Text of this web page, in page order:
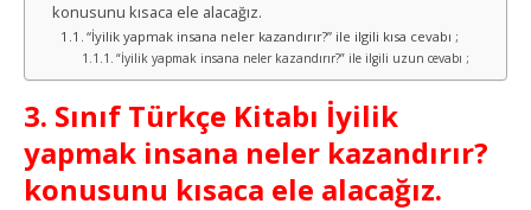
konusunu kısaca ele alacağız.
“İyilik yapmak insana neler kazandırır?” ile ilgili kısa cevabı ;
“İyilik yapmak insana neler kazandırır?” ile ilgili uzun cevabı ;
3. Sınıf Türkçe Kitabı İyilik
yapmak insana neler kazandırır?
konusunu kısaca ele alacağız.